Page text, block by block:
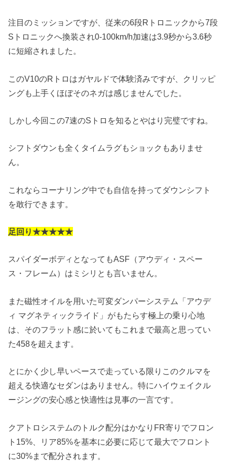
注目のミッションですが、従来の6段Rトロニックから7段
Sトロニックへ換装され0-100km/h加速は3.9秒から3.6秒
に短縮されました。
このV10のRトロはガヤルドで体験済みですが、クリッピ
ングも上手くほぼそのネガは感じませんでした。
しかし今回この7速のSトロを知るとやはり完璧ですね。
シフトダウンも全くタイムラグもショックもありませ
ん。
これならコーナリング中でも自信を持ってダウンシフト
を敢行できます。
足回り★★★★★
スパイダーボディとなってもASF（アウディ・スペー
ス・フレーム）はミシリとも言いません。
また磁性オイルを用いた可変ダンパーシステム「アウデ
ィ マグネティックライド」がもたらす極上の乗り心地
は、そのフラット感に於いてもこれまで最高と思ってい
た458を超えます。
とにかく少し早いペースで走っている限りこのクルマを
超える快適なセダンはありません。特にハイウェイクル
ージングの安心感と快適性は見事の一言です。
クアトロシステムのトルク配分はかなりFR寄りでフロン
ト15%、リア85%を基本に必要に応じて最大でフロント
に30%まで配分されます。